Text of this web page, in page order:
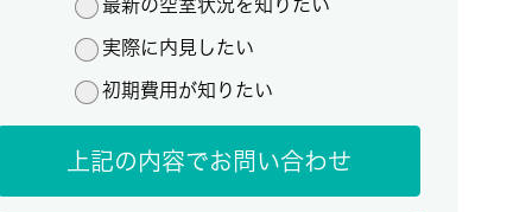
最新の空室状況を知りたい
実際に内見したい
初期費用が知りたい
上記の内容でお問い合わせ